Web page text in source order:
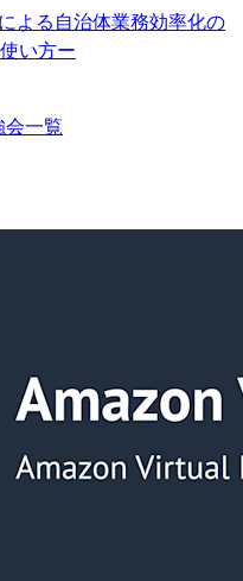
よる自治体業務効率化の
い方ー
会一覧